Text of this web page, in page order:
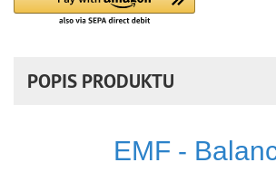
POPIS PRODUKTU
EMF -